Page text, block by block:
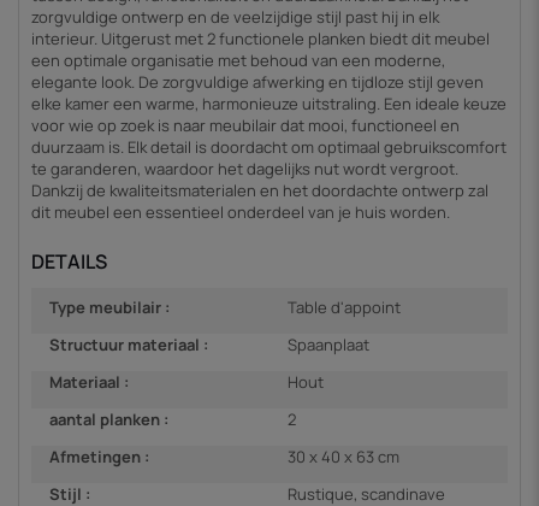
zorgvuldige ontwerp en de veelzijdige stijl past hij in elk
interieur. Uitgerust met 2 functionele planken biedt dit meubel
een optimale organisatie met behoud van een moderne,
elegante look. De zorgvuldige afwerking en tijdloze stijl geven
elke kamer een warme, harmonieuze uitstraling. Een ideale keuze
voor wie op zoek is naar meubilair dat mooi, functioneel en
duurzaam is. Elk detail is doordacht om optimaal gebruikscomfort
te garanderen, waardoor het dagelijks nut wordt vergroot.
Dankzij de kwaliteitsmaterialen en het doordachte ontwerp zal
dit meubel een essentieel onderdeel van je huis worden.
DETAILS
Type meubilair :
Table d'appoint
Structuur materiaal :
Spaanplaat
Materiaal :
Hout
aantal planken :
2
Afmetingen :
30 x 40 x 63 cm
Stijl :
Rustique, scandinave